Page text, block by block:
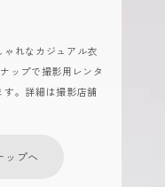
れなカジュアル衣
ップで撮影用レンタ
す。詳細は撮影店舗
ップへ